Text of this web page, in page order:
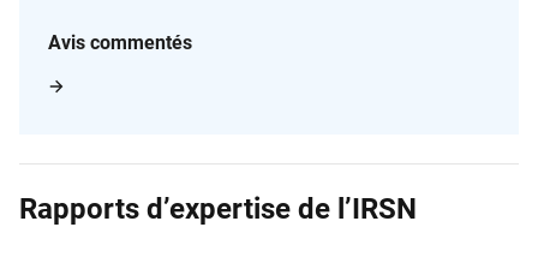
Avis commentés
Rapports d’expertise de l’IRSN